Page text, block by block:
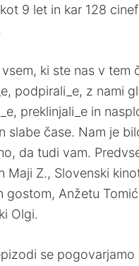
9 let in kar 128
vsem, ki ste nas v tem
podpirali_e, z nami
preklinjali_e in
slabe čase. Nam je
da tudi vam.
Maji Z., Slovenski
gostom, Anžetu
Olgi.
se pogovarjamo